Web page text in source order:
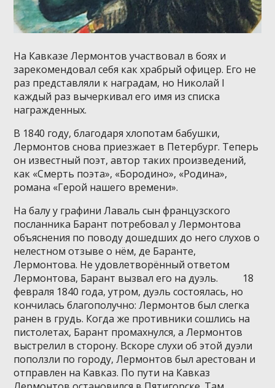
На Кавказе Лермонтов участвовал в боях и
зарекомендовал себя как храбрый офицер. Его не
раз представляли к наградам, но Николай I
каждый раз вычеркивал его имя из списка
награжденных.
В 1840 году, благодаря хлопотам бабушки,
Лермонтов снова приезжает в Петербург. Теперь
он известный поэт, автор таких произведений,
как «Смерть поэта», «Бородино», «Родина»,
романа «Герой нашего времени».
На балу у графини Лаваль сын французского
посланника Барант потребовал у Лермонтова
объяснения по поводу дошедших до него слухов о
нелестном отзыве о нём, де Баранте,
Лермонтова. Не удовлетворённый ответом
Лермонтова, Барант вызвал его на дуэль. 18
февраля 1840 года, утром, дуэль состоялась, но
кончилась благополучно: Лермонтов был слегка
ранен в грудь. Когда же противники сошлись на
пистолетах, Барант промахнулся, а Лермонтов
выстрелил в сторону. Вскоре слухи об этой дуэли
поползли по городу, Лермонтов был арестован и
отправлен на Кавказ. По пути на Кавказ